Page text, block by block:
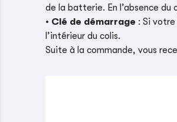
de la batterie. En l’absence
• Clé de démarrage : Si
l’intérieur du colis.
Suite à la commande, vous